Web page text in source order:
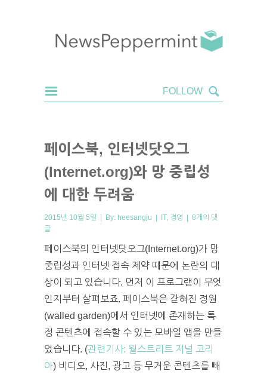
페이스북, 인터넷닷오그
(Internet.org)와 망 중립성
에 대한 두려움
2015년 10월 5일 | By: heesangju | IT, 경영 | 8개의 댓
글
페이스북의 인터넷닷오그(Internet.org)가 망
중립성과 인터넷 접속 제약 때문에 논란의 대
상이 되고 있습니다. 먼저 이 프로그램이 무엇
인지부터 살펴보죠. 페이스북은 갇혀진 정원
(walled garden)에서 인터넷에 존재하는 특
정 콘텐츠에 접속할 수 있는 모바일 앱을 만들
었습니다. (관련기사: 월스트리트 저널 코리
아) 비디오, 사진, 광고 등 무거운 콘텐츠를 빼